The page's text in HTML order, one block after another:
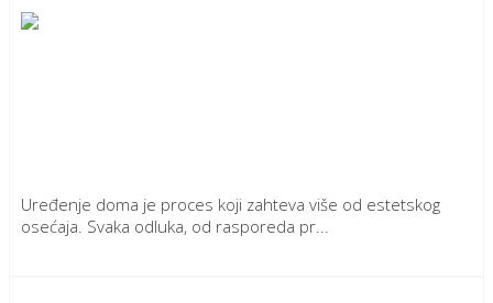
Uređenje doma je proces koji zahteva više od estetskog
osećaja. Svaka odluka, od rasporeda pr...